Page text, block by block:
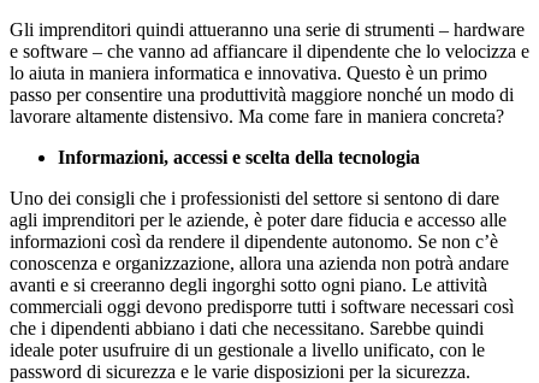
Gli imprenditori quindi attueranno una serie di strumenti – hardware
e software – che vanno ad affiancare il dipendente che lo velocizza e
lo aiuta in maniera informatica e innovativa. Questo è un primo
passo per consentire una produttività maggiore nonché un modo di
lavorare altamente distensivo. Ma come fare in maniera concreta?
Informazioni, accessi e scelta della tecnologia
Uno dei consigli che i professionisti del settore si sentono di dare
agli imprenditori per le aziende, è poter dare fiducia e accesso alle
informazioni così da rendere il dipendente autonomo. Se non c’è
conoscenza e organizzazione, allora una azienda non potrà andare
avanti e si creeranno degli ingorghi sotto ogni piano. Le attività
commerciali oggi devono predisporre tutti i software necessari così
che i dipendenti abbiano i dati che necessitano. Sarebbe quindi
ideale poter usufruire di un gestionale a livello unificato, con le
password di sicurezza e le varie disposizioni per la sicurezza.